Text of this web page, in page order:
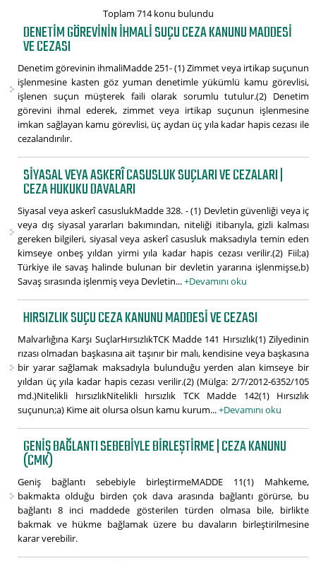
Toplam 714 konu bulundu
DENETIM GÖREVININ IHMALI SUÇU CEZA KANUNU MADDESI
VE CEZASI
Denetim görevinin ihmaliMadde 251- (1) Zimmet veya irtikap suçunun
işlenmesine kasten göz yuman denetimle yükümlü kamu görevlisi,
işlenen suçun müşterek faili olarak sorumlu tutulur.(2) Denetim
görevini ihmal ederek, zimmet veya irtikap suçunun işlenmesine
imkan sağlayan kamu görevlisi, üç aydan üç yıla kadar hapis cezası ile
cezalandırılır.
SIYASAL VEYA ASKERÎ CASUSLUK SUÇLARI VE CEZALARI |
CEZA HUKUKU DAVALARI
Siyasal veya askerî casuslukMadde 328. - (1) Devletin güvenliği veya iç
veya dış siyasal yararları bakımından, niteliği itibarıyla, gizli kalması
gereken bilgileri, siyasal veya askerî casusluk maksadıyla temin eden
kimseye onbeş yıldan yirmi yıla kadar hapis cezası verilir.(2) Fiil;a)
Türkiye ile savaş halinde bulunan bir devletin yararına işlenmişse,b)
Savaş sırasında işlenmiş veya Devletin...+Devamını oku
HIRSIZLIK SUÇU CEZA KANUNU MADDESI VE CEZASI
Malvarlığına Karşı SuçlarHırsızlıkTCK Madde 141 Hırsızlık(1) Zilyedinin
rızası olmadan başkasına ait taşınır bir malı, kendisine veya başkasına
bir yarar sağlamak maksadıyla bulunduğu yerden alan kimseye bir
yıldan üç yıla kadar hapis cezası verilir.(2) (Mülga: 2/7/2012-6352/105
md.)Nitelikli hırsızlıkNitelikli hırsızlık TCK Madde 142(1) Hırsızlık
suçunun;a) Kime ait olursa olsun kamu kurum...+Devamını oku
GENIŞ BAĞLANTI SEBEBIYLE BIRLEŞTIRME | CEZA KANUNU
(CMK)
Geniş bağlantı sebebiyle birleştirmeMADDE 11(1) Mahkeme,
bakmakta olduğu birden çok dava arasında bağlantı görürse, bu
bağlantı 8 inci maddede gösterilen türden olmasa bile, birlikte
bakmak ve hükme bağlamak üzere bu davaların birleştirilmesine
karar verebilir.